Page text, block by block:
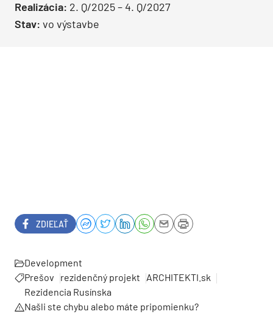
Realizácia: 2. Q/2025 – 4. Q/2027
Stav: vo výstavbe
ZDIEĽAŤ
Development
Prešov
rezidenčný projekt
ARCHITEKTI.sk
Rezidencia Rusínska
Našli ste chybu alebo máte pripomienku?